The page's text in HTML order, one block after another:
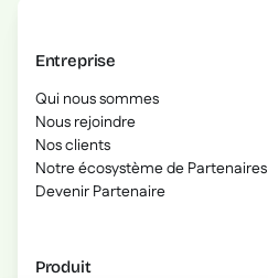
Entreprise
Qui nous sommes
Nous rejoindre
Nos clients
Notre écosystème de Partenaires
Devenir Partenaire
Produit